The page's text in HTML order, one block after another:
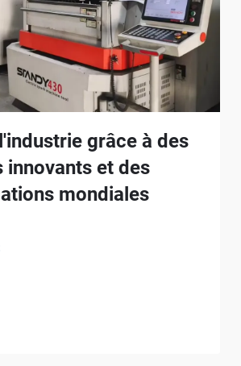
grâce à des
innovants et des
mondiales